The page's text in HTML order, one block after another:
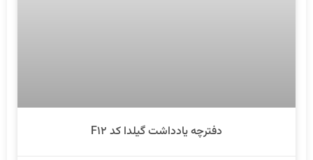
دفترچه یادداشت گیلدا کد F۱۲